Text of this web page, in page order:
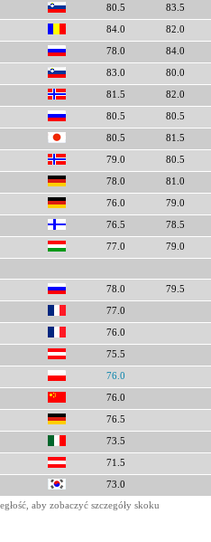
80.5 83.5
84.0 82.0
78.0 84.0
83.0 80.0
81.5 82.0
80.5 80.5
80.5 81.5
79.0 80.5
78.0 81.0
76.0 79.0
76.5 78.5
77.0 79.0
78.0 79.5
77.0
76.0
75.5
76.0
76.0
76.5
73.5
71.5
73.0
aby zobaczyć szczegóły skoku